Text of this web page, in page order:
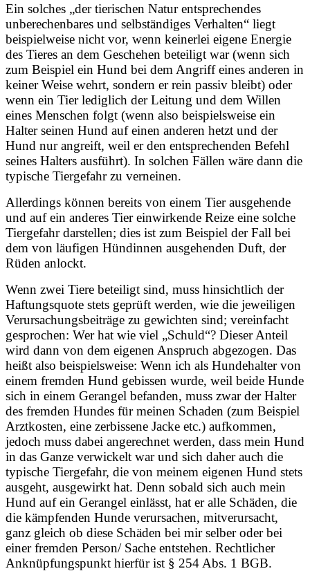
Ein solches „der tierischen Natur entsprechendes
unberechenbares und selbständiges Verhalten“ liegt
beispielweise nicht vor, wenn keinerlei eigene Energie
des Tieres an dem Geschehen beteiligt war (wenn sich
zum Beispiel ein Hund bei dem Angriff eines anderen in
keiner Weise wehrt, sondern er rein passiv bleibt) oder
wenn ein Tier lediglich der Leitung und dem Willen
eines Menschen folgt (wenn also beispielsweise ein
Halter seinen Hund auf einen anderen hetzt und der
Hund nur angreift, weil er den entsprechenden Befehl
seines Halters ausführt). In solchen Fällen wäre dann die
typische Tiergefahr zu verneinen.
Allerdings können bereits von einem Tier ausgehende
und auf ein anderes Tier einwirkende Reize eine solche
Tiergefahr darstellen; dies ist zum Beispiel der Fall bei
dem von läufigen Hündinnen ausgehenden Duft, der
Rüden anlockt.
Wenn zwei Tiere beteiligt sind, muss hinsichtlich der
Haftungsquote stets geprüft werden, wie die jeweiligen
Verursachungsbeiträge zu gewichten sind; vereinfacht
gesprochen: Wer hat wie viel „Schuld“? Dieser Anteil
wird dann von dem eigenen Anspruch abgezogen. Das
heißt also beispielsweise: Wenn ich als Hundehalter von
einem fremden Hund gebissen wurde, weil beide Hunde
sich in einem Gerangel befanden, muss zwar der Halter
des fremden Hundes für meinen Schaden (zum Beispiel
Arztkosten, eine zerbissene Jacke etc.) aufkommen,
jedoch muss dabei angerechnet werden, dass mein Hund
in das Ganze verwickelt war und sich daher auch die
typische Tiergefahr, die von meinem eigenen Hund stets
ausgeht, ausgewirkt hat. Denn sobald sich auch mein
Hund auf ein Gerangel einlässt, hat er alle Schäden, die
die kämpfenden Hunde verursachen, mitverursacht,
ganz gleich ob diese Schäden bei mir selber oder bei
einer fremden Person/ Sache entstehen. Rechtlicher
Anknüpfungspunkt hierfür ist § 254 Abs. 1 BGB.